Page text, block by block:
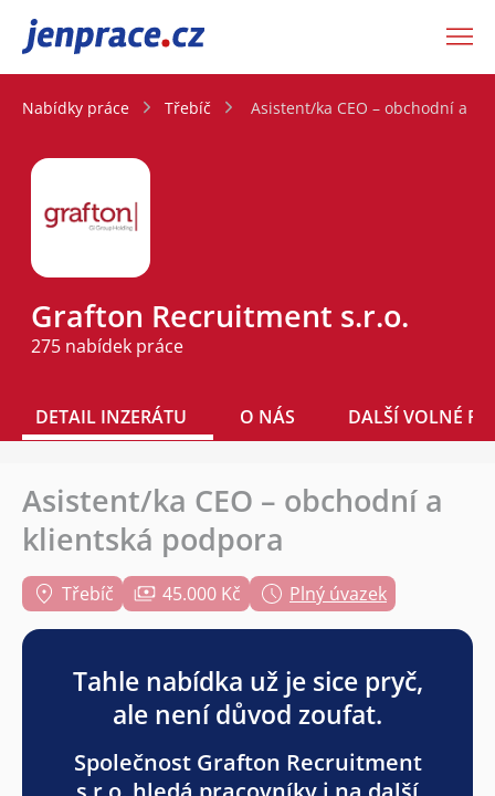
JenPráce.cz
Nabídky práce Třebíč Asistent/ka CEO – obchodní a
Grafton Recruitment s.r.o.
275 nabídek práce
DETAIL INZERÁTU O NÁS DALŠÍ VOLNÉ
Asistent/ka CEO – obchodní a
klientská podpora
Třebíč 45.000 Kč Plný úvazek
Tahle nabídka už je sice pryč,
ale není důvod zoufat.
Společnost Grafton Recruitment